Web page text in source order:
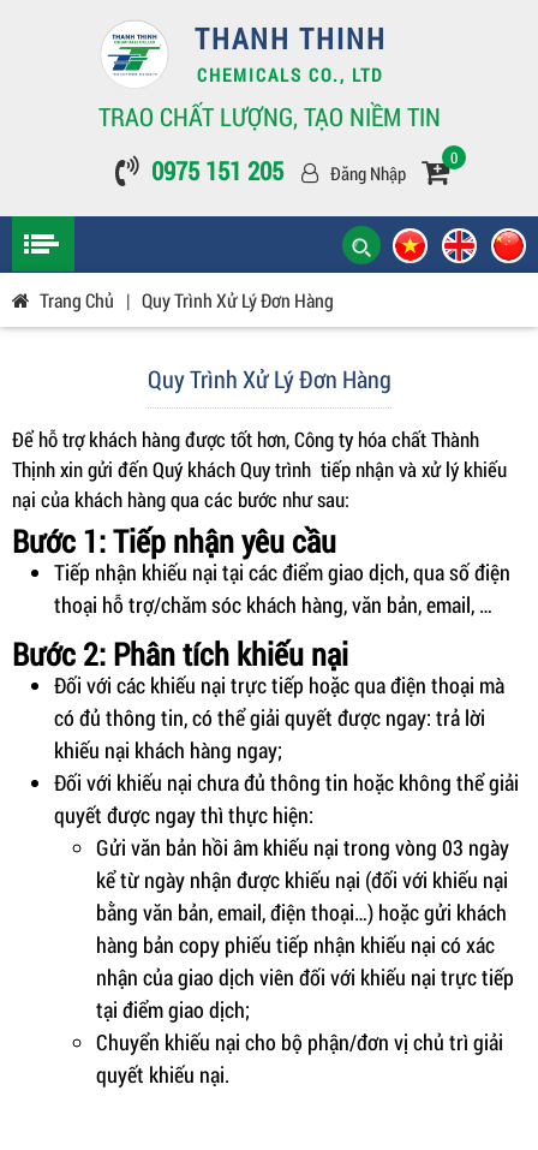
THANH THINH
CHEMICALS CO., LTD
TRAO CHẤT LƯỢNG, TẠO NIỀM TIN
0975 151 205
Đăng Nhập
0
Trang Chủ | Quy Trình Xử Lý Đơn Hàng
Quy Trình Xử Lý Đơn Hàng
Để hỗ trợ khách hàng được tốt hơn, Công ty hóa chất Thành
Thịnh xin gửi đến Quý khách Quy trình tiếp nhận và xử lý khiếu
nại của khách hàng qua các bước như sau:
Bước 1: Tiếp nhận yêu cầu
Tiếp nhận khiếu nại tại các điểm giao dịch, qua số điện
thoại hỗ trợ/chăm sóc khách hàng, văn bản, email, …
Bước 2: Phân tích khiếu nại
Đối với các khiếu nại trực tiếp hoặc qua điện thoại mà
có đủ thông tin, có thể giải quyết được ngay: trả lời
khiếu nại khách hàng ngay;
Đối với khiếu nại chưa đủ thông tin hoặc không thể giải
quyết được ngay thì thực hiện:
Gửi văn bản hồi âm khiếu nại trong vòng 03 ngày
kể từ ngày nhận được khiếu nại (đối với khiếu nại
bằng văn bản, email, điện thoại…) hoặc gửi khách
hàng bản copy phiếu tiếp nhận khiếu nại có xác
nhận của giao dịch viên đối với khiếu nại trực tiếp
tại điểm giao dịch;
Chuyển khiếu nại cho bộ phận/đơn vị chủ trì giải
quyết khiếu nại.